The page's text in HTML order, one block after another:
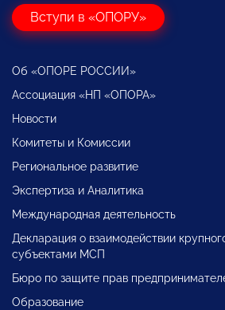
Вступи в «ОПОРУ»
Об «ОПОРЕ РОССИИ»
Ассоциация «НП «ОПОРА»
Новости
Комитеты и Комиссии
Региональное развитие
Экспертиза и Аналитика
Международная деятельность
Декларация о взаимодействии
субъектами МСП
Бюро по защите прав
Образование